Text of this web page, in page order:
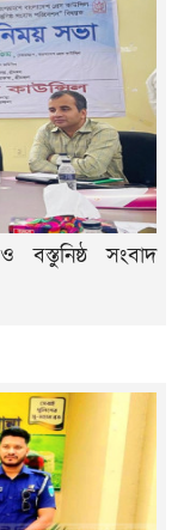
বস্তুনিষ্ঠ সংবাদ